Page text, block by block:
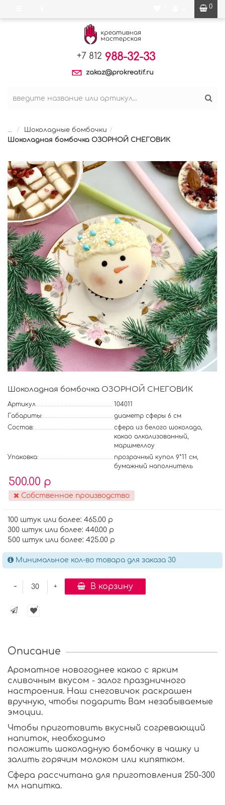
0
+7 812 988-32-33
zakaz@prokreatif.ru
...
Шоколадные бомбочки
Шоколадная бомбочка ОЗОРНОЙ СНЕГОВИК
Шоколадная бомбочка ОЗОРНОЙ СНЕГОВИК
Артикул
104011
Габариты:
диаметр сферы 6 см
Состав:
сфера из белого шоколада,
какао алкализованный,
маршмеллоу
Упаковка:
прозрачный купол 9*11 см,
бумажный наполнитель
500.00 р
Собственное производство
100 штук или более: 465.00 р
300 штук или более: 440.00 р
500 штук или более: 425.00 р
Минимальное кол-во товара для заказа 30
+
- В корзину
Описание
Ароматное новогоднее какао с ярким
сливочным вкусом - залог праздничного
настроения. Наш снеговичок раскрашен
вручную, чтобы подарить Вам незабываемые
эмоции.
Чтобы приготовить вкусный согревающий
напиток, необходимо
положить шоколадную бомбочку в чашку и
залить горячим молоком или кипятком.
Сфера рассчитана для приготовления 250-300
мл напитка.